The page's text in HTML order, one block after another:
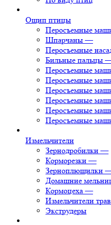
Ощип птицы
Перосъемные
Шпарчаны —
Перосъемные
Бильные пальцы
Перосъемные
Перосъемные
Перосъемные
Перосъемные
Перосъемные
Перосъемные
Измельчители
Зернодробилки —
Корморезки —
Зерноплющилки
Домашние
Кормоцеха —
Измельчители
Экструдеры